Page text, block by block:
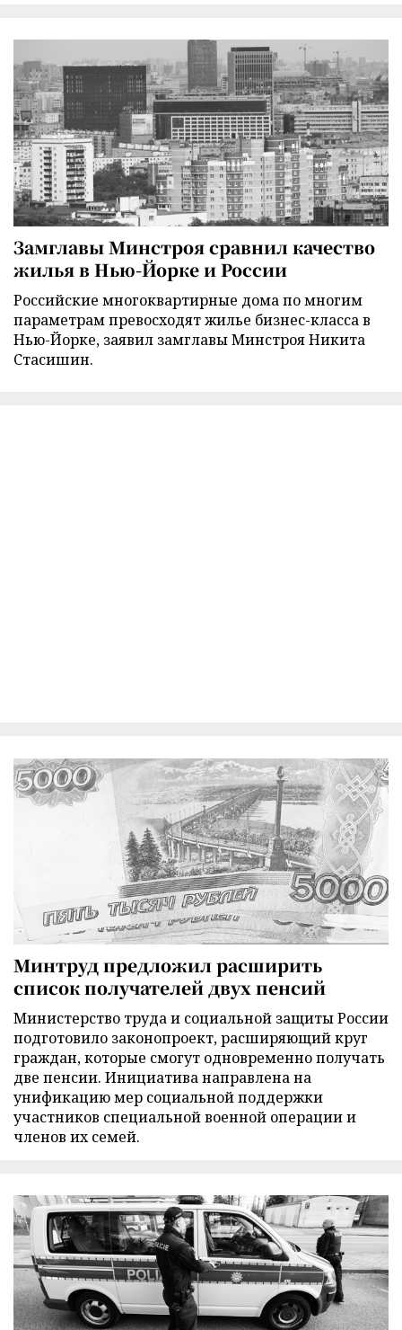
Замглавы Минстроя сравнил качество
жилья в Нью-Йорке и России
Российские многоквартирные дома по многим
параметрам превосходят жилье бизнес-класса в
Нью-Йорке, заявил замглавы Минстроя Никита
Стасишин.
Минтруд предложил расширить
список получателей двух пенсий
Министерство труда и социальной защиты России
подготовило законопроект, расширяющий круг
граждан, которые смогут одновременно получать
две пенсии. Инициатива направлена на
унификацию мер социальной поддержки
участников специальной военной операции и
членов их семей.